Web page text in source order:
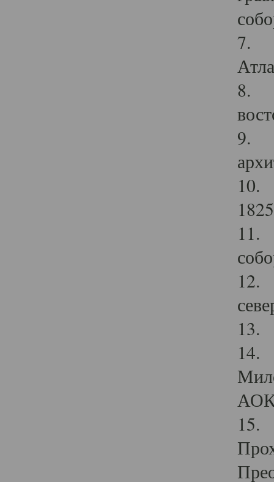
7.
8.
9.
10.
11.
12.
13.
14.
15.